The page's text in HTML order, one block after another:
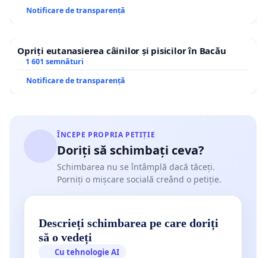
Notificare de transparență
Opriți eutanasierea câinilor și pisicilor în Bacău
1 601 semnături
Notificare de transparență
ÎNCEPE PROPRIA PETIȚIE
Doriți să schimbați ceva?
Schimbarea nu se întâmplă dacă tăceți.
Porniți o mișcare socială creând o petiție.
Descrieți schimbarea pe care doriți
să o vedeți
Cu tehnologie AI